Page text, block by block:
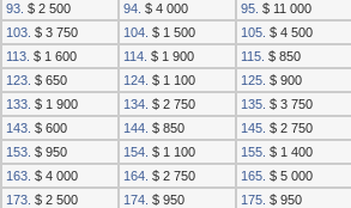
93. $ 2 500 94. $ 4 000 95. $ 11 000
103. $ 3 750 104. $ 1 500 105. $ 4 500
113. $ 1 600 114. $ 1 900 115. $ 850
123. $ 650 124. $ 1 100 125. $ 900
133. $ 1 900 134. $ 2 750 135. $ 3 750
143. $ 600 144. $ 850 145. $ 2 750
153. $ 950 154. $ 1 100 155. $ 1 400
163. $ 4 000 164. $ 2 750 165. $ 5 000
173. $ 2 500 174. $ 950 175. $ 950